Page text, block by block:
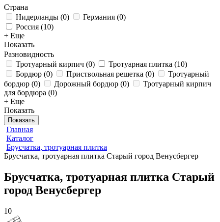
Страна
Нидерланды (0) Германия (0)
Россия (10)
+ Еще
Показать
Разновидность
Тротуарный кирпич (0) Тротуарная плитка (10)
Бордюр (0) Приствольная решетка (0)
Тротуарный
бордюр (0) Дорожный бордюр (0)
Тротуарный кирпич
для бордюра (0)
+ Еще
Показать
Показать
Главная
Каталог
Брусчатка, тротуарная плитка
Брусчатка, тротуарная плитка Старый город Венусбергер
Брусчатка, тротуарная плитка Старый
город Венусбергер
10